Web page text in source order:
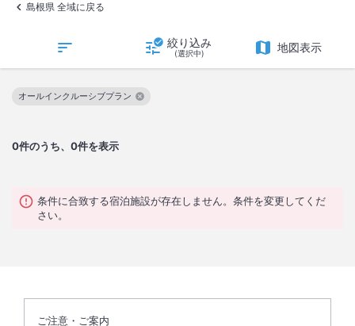
島根県 全域に戻る
絞り込み
(選択中) 地図表示
0件のうち、0件を表示
オールインクルーシブプラン
この絞り込み条件を解除
条件に合致する宿泊施設が存在しません。条件を変更してくだ
さい。
ご注意・ご案内